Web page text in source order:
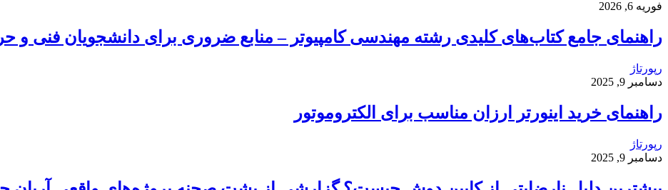
فوریه 6, 2026
راهنمای جامع کتاب‌های کلیدی رشته مهندسی کامپیوتر – منابع ضروری برای دانشجویان فنی و
رپورتاژ
دسامبر 9, 2025
راهنمای خرید اینورتر ارزان مناسب برای الکتروموتور
رپورتاژ
دسامبر 9, 2025